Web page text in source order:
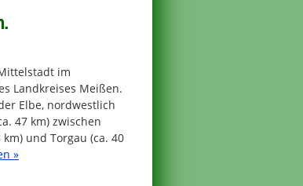
im
Landkreises Meißen.
Elbe, nordwestlich
47 km) zwischen
und Torgau (ca. 40
»